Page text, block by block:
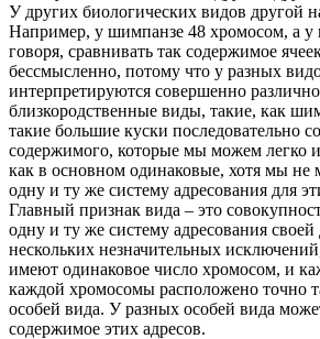
У других биологических видов другой
Например, у шимпанзе 48 хромосом, а у
говоря, сравнивать так содержимое
бессмысленно, потому что у разных
интерпретируются совершенно
близкородственные виды, такие, как
такие большие куски последовательно
содержимого, которые мы можем легко
как в основном одинаковые, хотя мы не
одну и ту же систему адресования для
Главный признак вида – это
одну и ту же систему адресования
нескольких незначительных
имеют одинаковое число хромосом, и
каждой хромосомы расположено точно
особей вида. У разных особей вида
содержимое этих адресов.